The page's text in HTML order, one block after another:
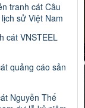
tranh cát Câu
sử Việt Nam
cát VNSTEEL
quảng cáo sản
Nguyễn Thế